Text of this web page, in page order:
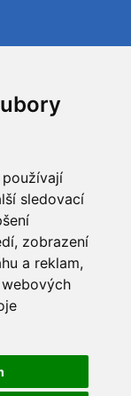
sledovací
zobrazení
a reklam,